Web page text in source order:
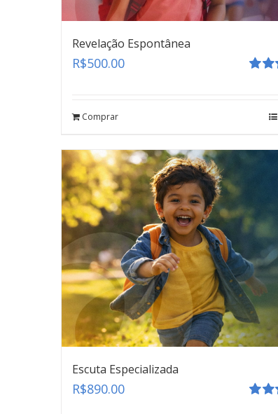
Revelação Espontânea
R$500.00
Comprar
Escuta Especializada
R$890.00